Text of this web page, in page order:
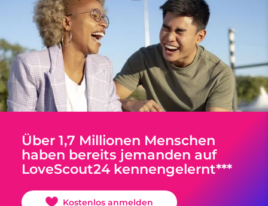
Über 1,7 Millionen Menschen
haben bereits jemanden auf
LoveScout24 kennengelernt***
Kostenlos anmelden